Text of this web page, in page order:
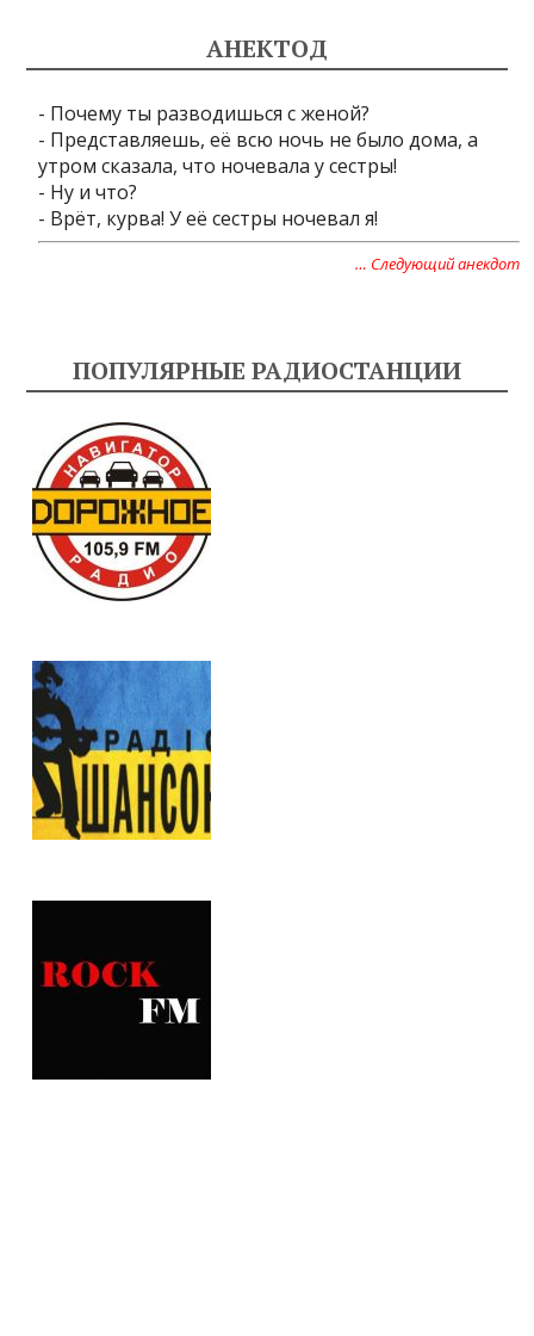
АНЕКТОД
- Почему ты разводишься с женой?
- Представляешь, её всю ночь не было дома, а
утром сказала, что ночевала у сестры!
- Ну и что?
- Врёт, курва! У её сестры ночевал я!
… Следующий анекдот
ПОПУЛЯРНЫЕ РАДИОСТАНЦИИ